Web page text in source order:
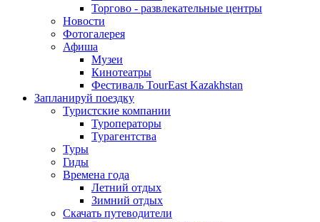
Торгово - развлекательные центры
Новости
Фотогалерея
Афиша
Музеи
Кинотеатры
Фестиваль TourEast Kazakhstan
Запланируй поездку
Туристские компании
Туроператоры
Турагентства
Туры
Гиды
Времена года
Летний отдых
Зимний отдых
Скачать путеводители